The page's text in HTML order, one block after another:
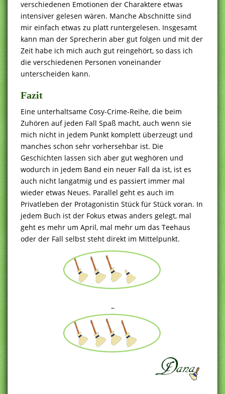
verschiedenen Emotionen der Charaktere etwas
intensiver gelesen wären. Manche Abschnitte sind
mir einfach etwas zu platt runtergelesen. Insgesamt
kann man der Sprecherin aber gut folgen und mit der
Zeit habe ich mich auch gut reingehört, so dass ich
die verschiedenen Personen voneinander
unterscheiden kann.
Fazit
Eine unterhaltsame Cosy-Crime-Reihe, die beim
Zuhören auf jeden Fall Spaß macht, auch wenn sie
mich nicht in jedem Punkt komplett überzeugt und
manches schon sehr vorhersehbar ist. Die
Geschichten lassen sich aber gut weghören und
wodurch in jedem Band ein neuer Fall da ist, ist es
auch nicht langatmig und es passiert immer mal
wieder etwas Neues. Parallel geht es auch im
Privatleben der Protagonistin Stück für Stück voran. In
jedem Buch ist der Fokus etwas anders gelegt, mal
geht es mehr um April, mal mehr um das Teehaus
oder der Fall selbst steht direkt im Mittelpunkt.
–